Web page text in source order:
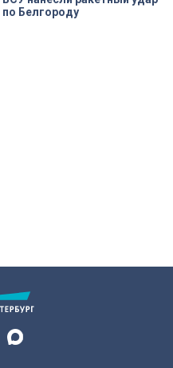
по Белгороду